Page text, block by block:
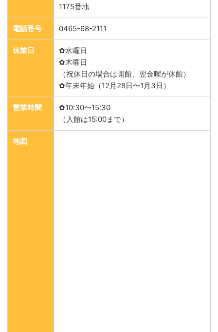
1175番地
電話番号 0465-68-2111
休業日
✿水曜日
✿木曜日
（祝休日の場合は開館、翌金曜が休館）
✿年末年始（12月28日〜1月3日）
営業時間
✿10:30〜15:30
（入館は15:00まで）
地図